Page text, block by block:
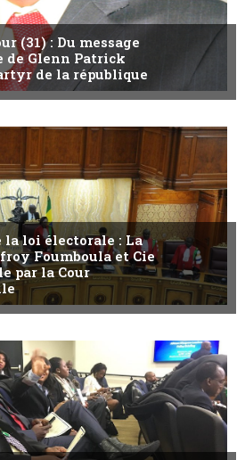
(31) : Du message
Glenn Patrick
de la république
loi électorale : La
Foumboula et Cie
par la Cour